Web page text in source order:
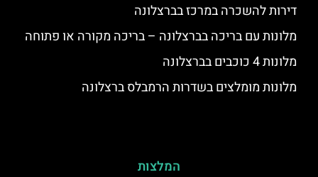
דירות להשכרה במרכז בברצלונה
מלונות עם בריכה בברצלונה – בריכה מקורה או פתוחה
מלונות 4 כוכבים בברצלונה
מלונות מומלצים בשדרות הרמבלס ברצלונה
המלצות